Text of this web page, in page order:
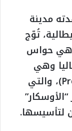
مدينة
تُوّج
زاهي حواس
وهي
«جائزة الأمم» (Premio delle Nazioni)، والتي
لتأسيسها.